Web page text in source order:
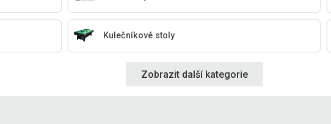
Kulečníkové stoly
Zobrazit další kategorie